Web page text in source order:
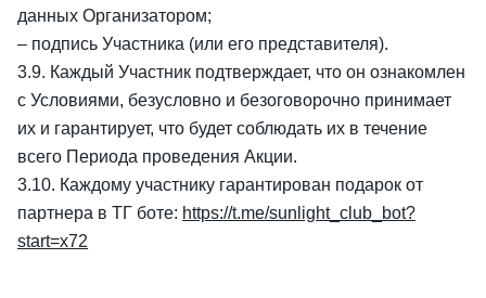
данных Организатором;
– подпись Участника (или его представителя).
3.9. Каждый Участник подтверждает, что он ознакомлен
с Условиями, безусловно и безоговорочно принимает
их и гарантирует, что будет соблюдать их в течение
всего Периода проведения Акции.
3.10. Каждому участнику гарантирован подарок от
партнера в ТГ боте: https://t.me/sunlight_club_bot?
start=x72